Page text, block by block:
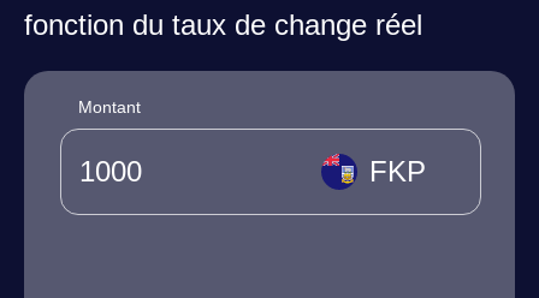
fonction du taux de change réel
Montant
FKP